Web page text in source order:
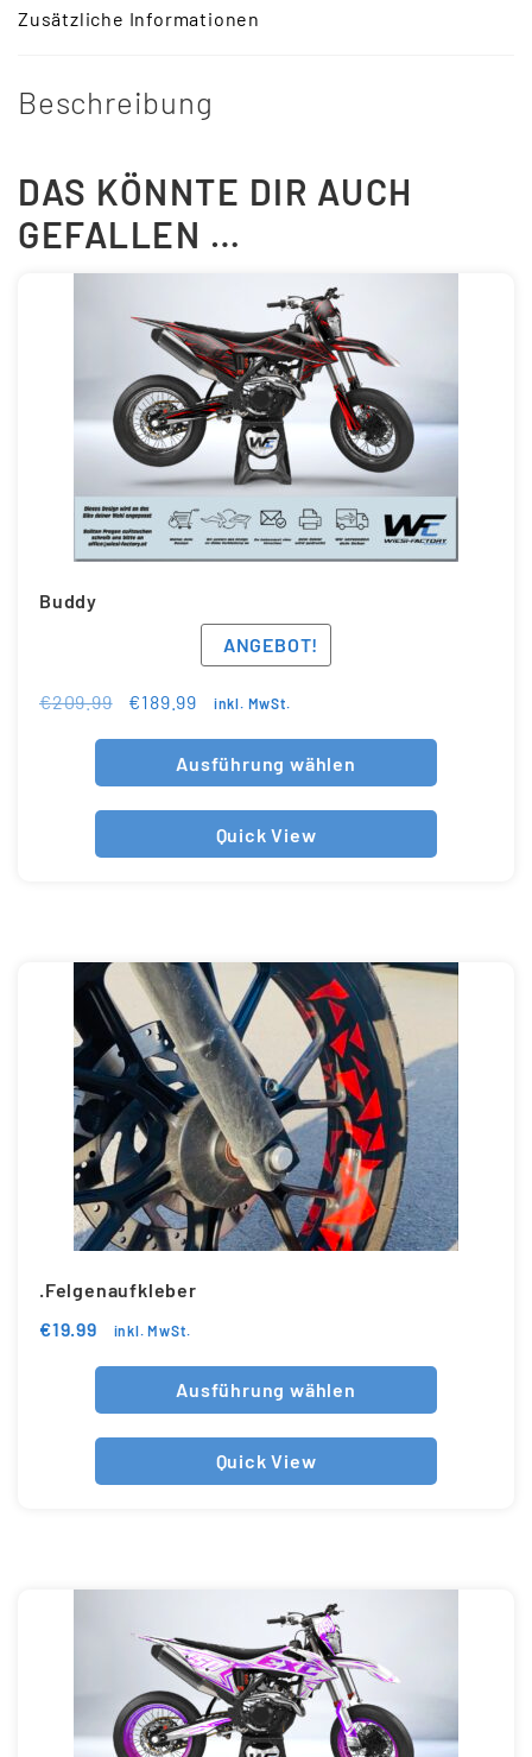
Zusätzliche Informationen
Beschreibung
DAS KÖNNTE DIR AUCH
GEFALLEN …
Buddy
ANGEBOT!
€209.99 €189.99 inkl. MwSt.
Ausführung wählen
Quick View
.Felgenaufkleber
€19.99 inkl. MwSt.
Ausführung wählen
Quick View